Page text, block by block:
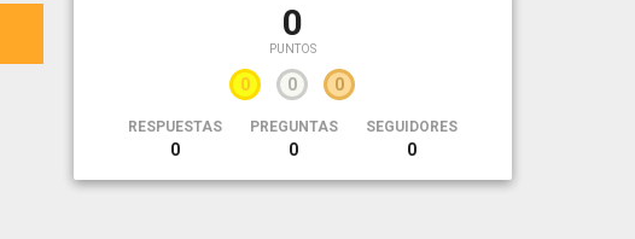
0
PUNTOS
0 0 0
RESPUESTAS
0
PREGUNTAS
0
SEGUIDORES
0